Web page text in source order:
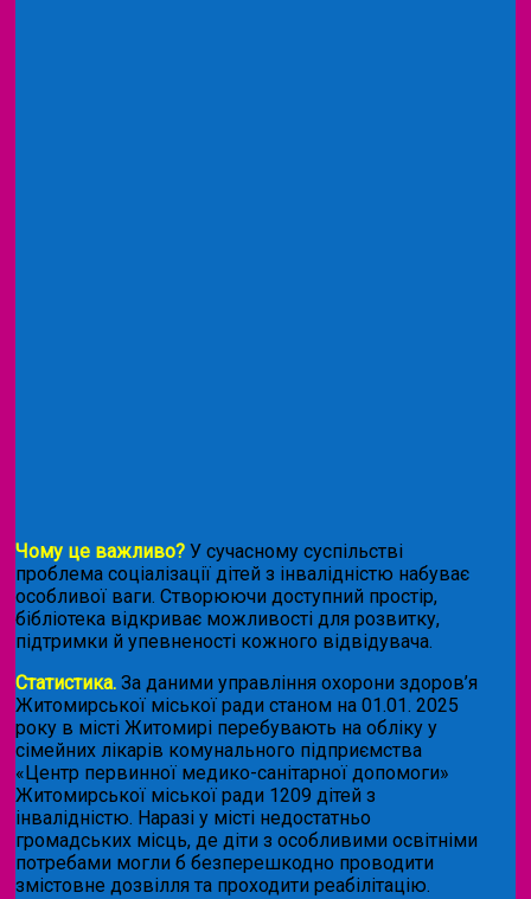
Чому це важливо? У сучасному суспільстві
проблема соціалізації дітей з інвалідністю набуває
особливої ваги. Створюючи доступний простір,
бібліотека відкриває можливості для розвитку,
підтримки й упевненості кожного відвідувача.
Статистика. За даними управління охорони здоров’я
Житомирської міської ради станом на 01.01. 2025
року в місті Житомирі перебувають на обліку у
сімейних лікарів комунального підприємства
«Центр первинної медико-санітарної допомоги»
Житомирської міської ради 1209 дітей з
інвалідністю. Наразі у місті недостатньо
громадських місць, де діти з особливими освітніми
потребами могли б безперешкодно проводити
змістовне дозвілля та проходити реабілітацію.